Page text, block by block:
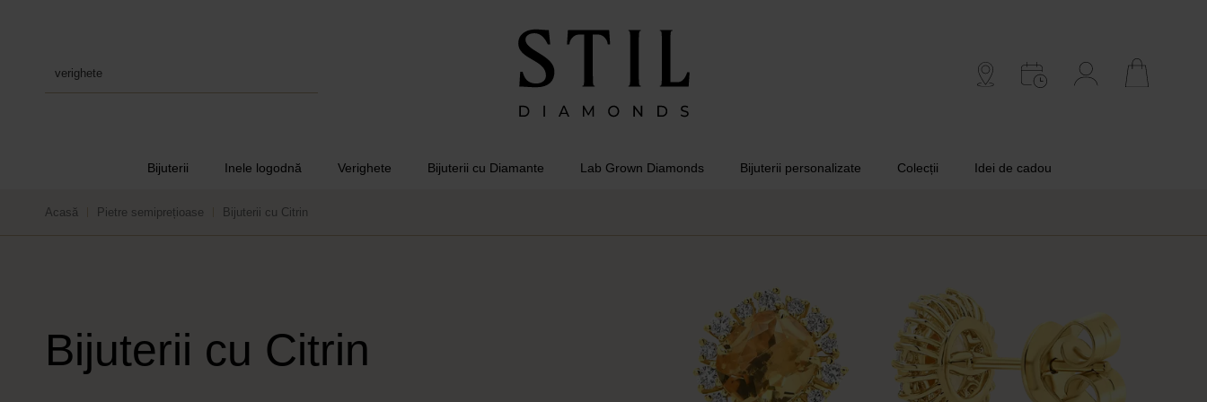
verighete
Bijuterii Inele logodnă Verighete Bijuterii cu Diamante Lab Grown Diamonds Bijuterii personalizate Colecții Idei de cadou
Acasă Pietre semiprețioase Bijuterii cu Citrin
Bijuterii cu Citrin